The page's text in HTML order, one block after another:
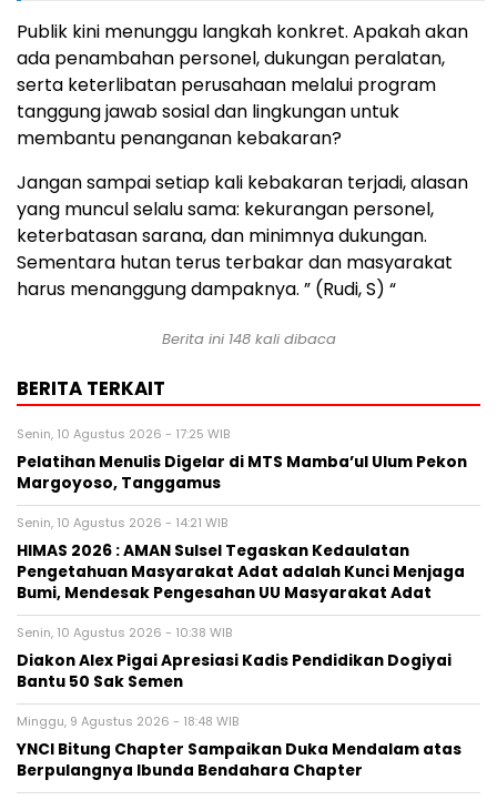
Publik kini menunggu langkah konkret. Apakah akan
ada penambahan personel, dukungan peralatan,
serta keterlibatan perusahaan melalui program
tanggung jawab sosial dan lingkungan untuk
membantu penanganan kebakaran?
Jangan sampai setiap kali kebakaran terjadi, alasan
yang muncul selalu sama: kekurangan personel,
keterbatasan sarana, dan minimnya dukungan.
Sementara hutan terus terbakar dan masyarakat
harus menanggung dampaknya. ” (Rudi, S) “
Berita ini 148kali dibaca
BERITA TERKAIT
Senin, 10 Agustus 2026 - 17:25 WIB
Pelatihan Menulis Digelar di MTS Mamba’ul Ulum Pekon
Margoyoso, Tanggamus
Senin, 10 Agustus 2026 - 14:21 WIB
HIMAS 2026 : AMAN Sulsel Tegaskan Kedaulatan
Pengetahuan Masyarakat Adat adalah Kunci Menjaga
Bumi, Mendesak Pengesahan UU Masyarakat Adat
Senin, 10 Agustus 2026 - 10:38 WIB
Diakon Alex Pigai Apresiasi Kadis Pendidikan Dogiyai
Bantu 50 Sak Semen
Minggu, 9 Agustus 2026 - 18:48 WIB
YNCI Bitung Chapter Sampaikan Duka Mendalam atas
Berpulangnya Ibunda Bendahara Chapter